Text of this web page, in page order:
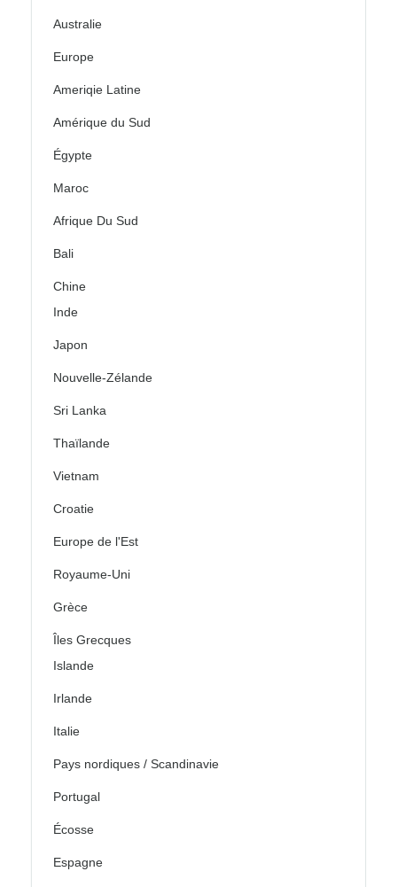
Australie
Europe
Ameriqie Latine
Amérique du Sud
Égypte
Maroc
Afrique Du Sud
Bali
Chine
Inde
Japon
Nouvelle-Zélande
Sri Lanka
Thaïlande
Vietnam
Croatie
Europe de l'Est
Royaume-Uni
Grèce
Îles Grecques
Islande
Irlande
Italie
Pays nordiques / Scandinavie
Portugal
Écosse
Espagne